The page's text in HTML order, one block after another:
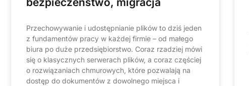
Przechowywanie i udostępnianie plików to dziś jeden
z fundamentów pracy w każdej firmie – od małego
biura po duże przedsiębiorstwo. Coraz rzadziej mówi
się o klasycznych serwerach plików, a coraz częściej
o rozwiązaniach chmurowych, które pozwalają na
dostęp do dokumentów z dowolnego miejsca i